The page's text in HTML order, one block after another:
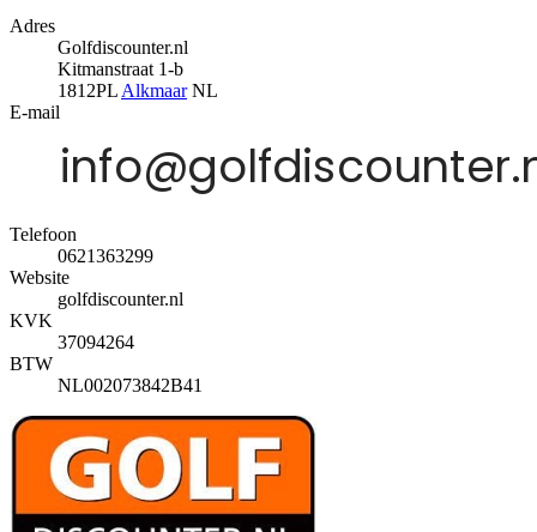
Adres
Golfdiscounter.nl
Kitmanstraat 1-b
1812PL AlkmaarNL
E-mail
Telefoon
0621363299
Website
golfdiscounter.nl
KVK
37094264
BTW
NL002073842B41